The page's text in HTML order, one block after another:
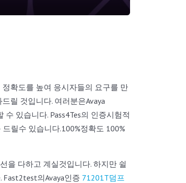
확도를 높여 응시자들의 요구를 만
릴 것입니다. 여러분은Avaya
있습니다. Pass4Tes의 인증시험적
릴수 있습니다.100%정확도 100%
을 다하고 계실것입니다. 하지만 쉴
의Avaya인증 71201T덤프